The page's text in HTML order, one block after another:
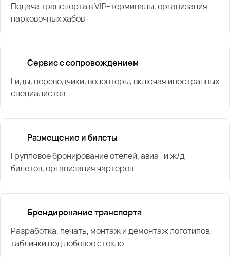
Подача транспорта в VIP-терминалы, организация
парковочных хабов
Сервис с сопровождением
Гиды, переводчики, волонтёры, включая иностранных
специалистов
Размещение и билеты
Групповое бронирование отелей, авиа- и ж/д
билетов, организация чартеров
Брендирование транспорта
Разработка, печать, монтаж и демонтаж логотипов,
таблички под лобовое стекло